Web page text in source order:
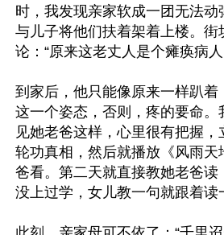
时，我发现亲家软成一团无法动
与儿子将他们扶着架着上楼。街
论：“原来这老丈人是个瘫痪病人
到家后，他只能像原来一样趴着
这一个姿态，否则，疼的要命。
见她老爸这样，心里很有把握
轮功真相，然后就播放《风雨天
爸看。第二天就直接教她老爸读
没上过学，女儿教一句就跟着读